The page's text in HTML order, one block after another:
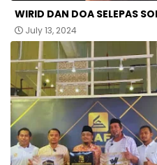
WIRID DAN DOA SELEPAS
July 13, 2024